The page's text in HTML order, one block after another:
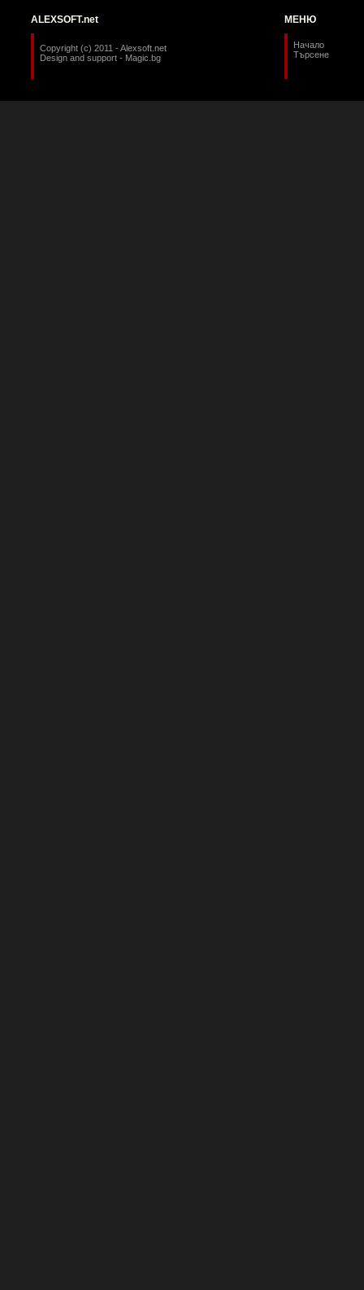
ALEXSOFT.net
Copyright (c) 2011 - Alexsoft.net
Design and support - Magic.bg
МЕНЮ
Начало
Търсене